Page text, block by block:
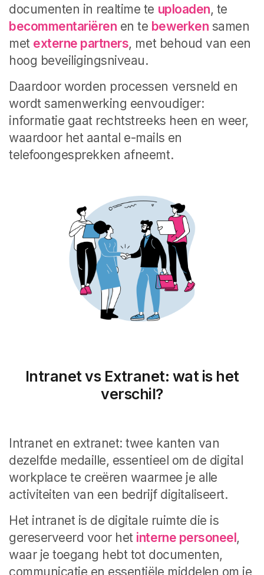
documenten in realtime te uploaden, te
becommentariëren en te bewerken samen
met externe partners, met behoud van een
hoog beveiligingsniveau.
Daardoor worden processen versneld en
wordt samenwerking eenvoudiger:
informatie gaat rechtstreeks heen en weer,
waardoor het aantal e-mails en
telefoongesprekken afneemt.
Intranet vs Extranet: wat is het
verschil?
Intranet en extranet: twee kanten van
dezelfde medaille, essentieel om de digital
workplace te creëren waarmee je alle
activiteiten van een bedrijf digitaliseert.
Het intranet is de digitale ruimte die is
gereserveerd voor het interne personeel,
waar je toegang hebt tot documenten,
communicatie en essentiële middelen om je